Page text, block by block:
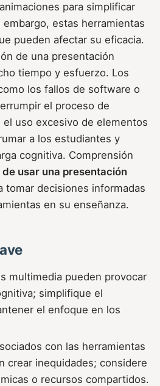
para simplificar
estas herramientas
pueden afectar su eficacia.
de una presentación
tiempo y esfuerzo. Los
los fallos de software o
el proceso de
el uso excesivo de elementos
a los estudiantes y
cognitiva. Comprensión
usar una presentación
tomar decisiones informadas
en su enseñanza.
multimedia pueden provocar
simplifique el
el enfoque en los
con las herramientas
crear inequidades; considere
o recursos compartidos.